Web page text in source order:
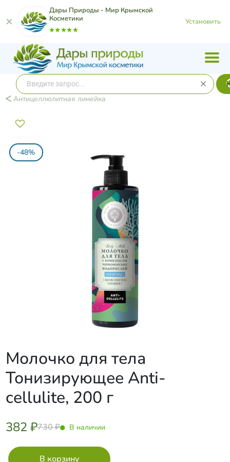
Дары Природы - Мир Крымской
Косметики
Установить
Антицеллюлитная линейка
-48%
Молочко для тела
Тонизирующее Anti-
cellulite, 200 г
382 ₽730 ₽ В наличии